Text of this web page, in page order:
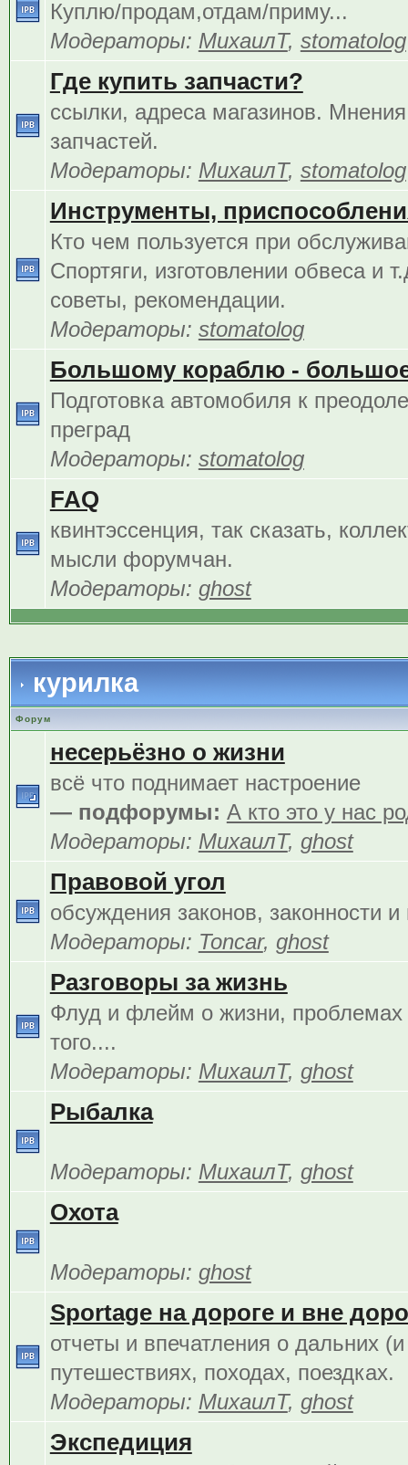
Куплю/продам,отдам/приму...
Модераторы: МихаилТ, stomatolog
Где купить запчасти?
ссылки, адреса магазинов.
запчастей.
Модераторы: МихаилТ, stomatolog
Инструменты,
Кто чем пользуется при
Спортяги, изготовлении обвеса и
советы, рекомендации.
Модераторы: stomatolog
Большому кораблю -
Подготовка автомобиля к
преград
Модераторы: stomatolog
FAQ
квинтэссенция, так сказать,
мысли форумчан.
Модераторы: ghost
курилка
Форум
несерьёзно о жизни
всё что поднимает настроение
— подфорумы: А кто это у нас
Модераторы: МихаилТ, ghost
Правовой угол
обсуждения законов, законности и
Модераторы: Toncar, ghost
Разговоры за жизнь
Флуд и флейм о жизни, проблемах
того....
Модераторы: МихаилТ, ghost
Рыбалка
Модераторы: МихаилТ, ghost
Охота
Модераторы: ghost
Sportage на дороге и вне
отчеты и впечатления о дальних
путешествиях, походах, поездках.
Модераторы: МихаилТ, ghost
Экспедиция